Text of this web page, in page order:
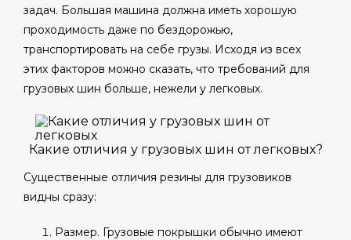
задач. Большая машина должна иметь хорошую
проходимость даже по бездорожью,
транспортировать на себе грузы. Исходя из всех
этих факторов можно сказать, что требований для
грузовых шин больше, нежели у легковых.
Какие отличия у грузовых шин от легковых?
Существенные отличия резины для грузовиков
видны сразу:
Размер. Грузовые покрышки обычно имеют